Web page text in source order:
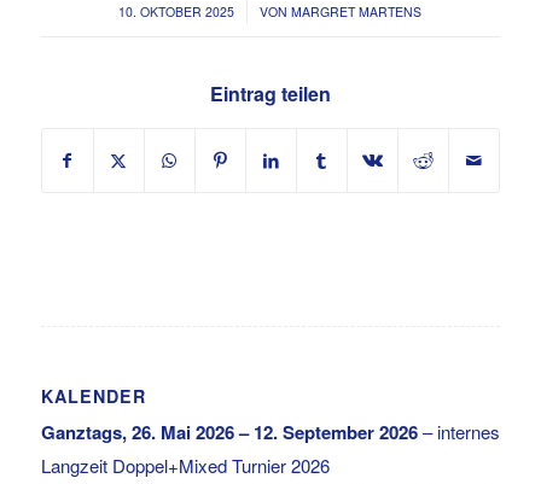
10. OKTOBER 2025
/ VONMARGRET MARTENS
Eintrag teilen
KALENDER
Ganztags,26. Mai 2026– 12. September 2026–internes
Langzeit Doppel+Mixed Turnier 2026